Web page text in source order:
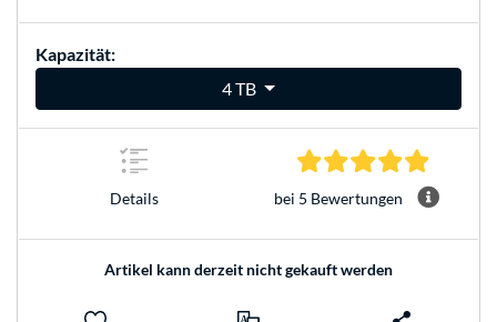
Kapazität:
4 TB
Details bei 5 Bewertungen
Artikel kann derzeit nicht gekauft werden